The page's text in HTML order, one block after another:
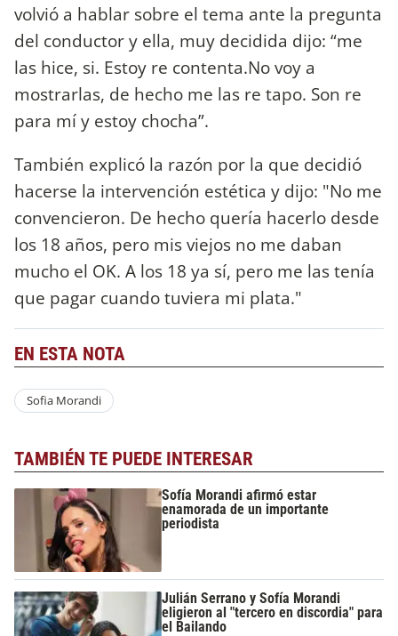
volvió a hablar sobre el tema ante la pregunta
del conductor y ella, muy decidida dijo: “me
las hice, si. Estoy re contenta.No voy a
mostrarlas, de hecho me las re tapo. Son re
para mí y estoy chocha”.
También explicó la razón por la que decidió
hacerse la intervención estética y dijo: "No me
convencieron. De hecho quería hacerlo desde
los 18 años, pero mis viejos no me daban
mucho el OK. A los 18 ya sí, pero me las tenía
que pagar cuando tuviera mi plata."
EN ESTA NOTA
Sofia Morandi
TAMBIÉN TE PUEDE INTERESAR
Sofía Morandi afirmó estar
enamorada de un importante
periodista
Julián Serrano y Sofía Morandi
eligieron al "tercero en discordia" para
el Bailando